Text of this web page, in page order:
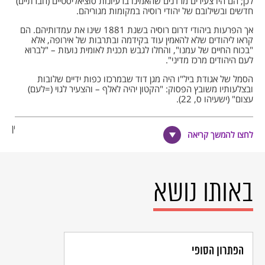
חדשים ובשילובם של יהודי רוסיה במקומות מגוריהם.
אך הפרעות ביהודי דרום רוסיה בשנת 1881 שינו את עמדותיהם. הם
קראו ליהודים שלא להאמין עוד בקידמה ובתרבות של אירופה, אלא
"בכוח החיים של עמנו", והחלו לגבש תכנית לאומית נועזת – "לברוא
לעם היהודים מרכז מדיני".
הסמל של אגודת ביל"ו היה מגן דוד שבמרכזו כפות ידיים שלובות
ובצלעותיו משובץ הפסוק: "הקטון יהיה לאלף – והצעיר לגוי (=לעם)
עצום" (ישעיהו ס, 22).
1. חיבת ציון: תנועה שצמחה בקרב יהודי מזרח אירופה – ברוסיה
וברומניה – בתחילת שנות ה- 80 של המאה ה- 19, על רקע יחסם העוין
של השלטונות ליהודים והתפרצויות אנטישמיות, ששיאן – הפרעות
לחצו להמשך קריאה
באותו נושא
הפתרון הסופי